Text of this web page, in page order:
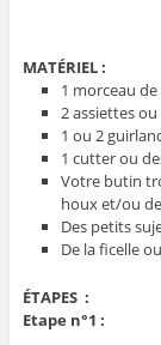
MATÉRIEL :
1 morceau
2 assiettes
1 ou 2
1 cutter ou
Votre butin
houx et/ou
Des petits
De la ficelle
ÉTAPES :
Etape n°1 :